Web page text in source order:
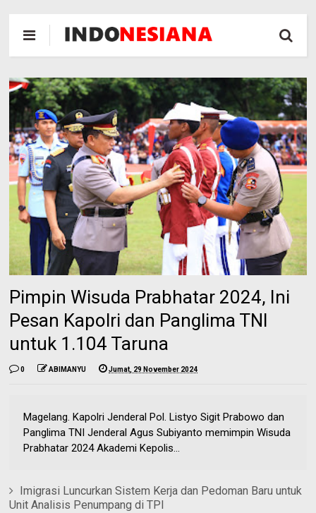
Pimpin Wisuda Prabhatar 2024, Ini
Pesan Kapolri dan Panglima TNI
untuk 1.104 Taruna
0 ABIMANYU Jumat, 29 November 2024
Magelang. Kapolri Jenderal Pol. Listyo Sigit Prabowo dan
Panglima TNI Jenderal Agus Subiyanto memimpin Wisuda
Prabhatar 2024 Akademi Kepolis...
Imigrasi Luncurkan Sistem Kerja dan Pedoman Baru untuk
Unit Analisis Penumpang di TPI